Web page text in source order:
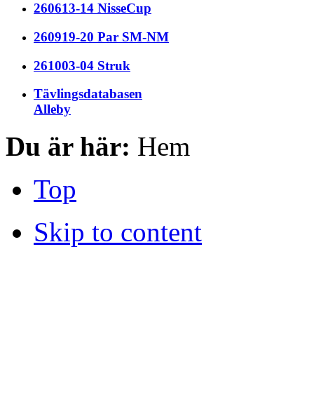
260613-14 NisseCup
260919-20 Par SM-NM
261003-04 Struk
Tävlingsdatabasen
Alleby
Du är här: Hem
Top
Skip to content